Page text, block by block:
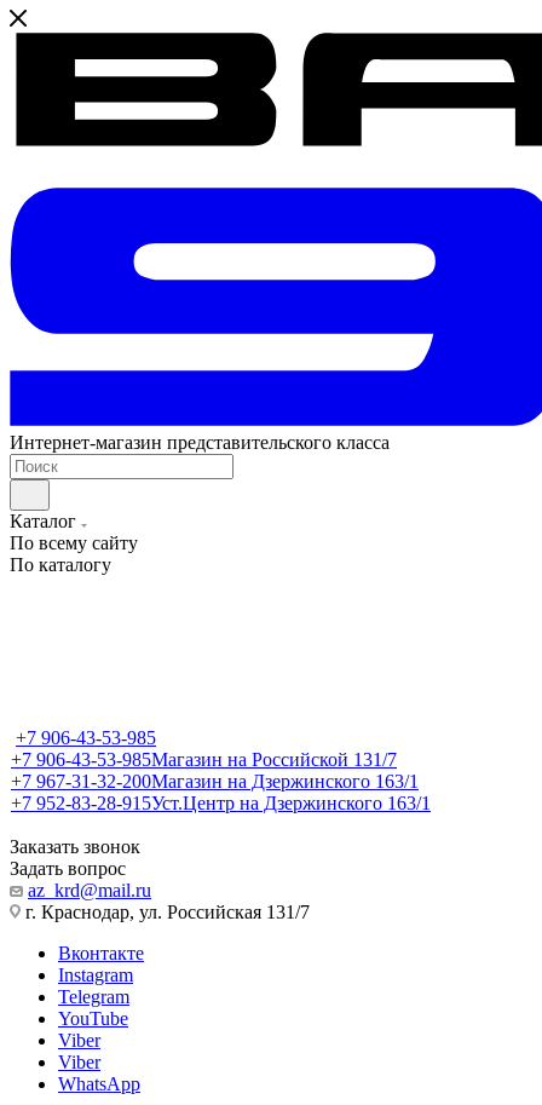
Интернет-магазин представительского класса
Каталог
По всему сайту
По каталогу
+7 906-43-53-985
+7 906-43-53-985Магазин на Российской 131/7
+7 967-31-32-200Магазин на Дзержинского 163/1
+7 952-83-28-915Уст.Центр на Дзержинского 163/1
Заказать звонок
Задать вопрос
az_krd@mail.ru
г. Краснодар, ул. Российская 131/7
Вконтакте
Instagram
Telegram
YouTube
Viber
Viber
WhatsApp